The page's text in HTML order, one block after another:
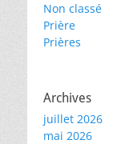
Non classé
Prière
Prières
Archives
juillet 2026
mai 2026